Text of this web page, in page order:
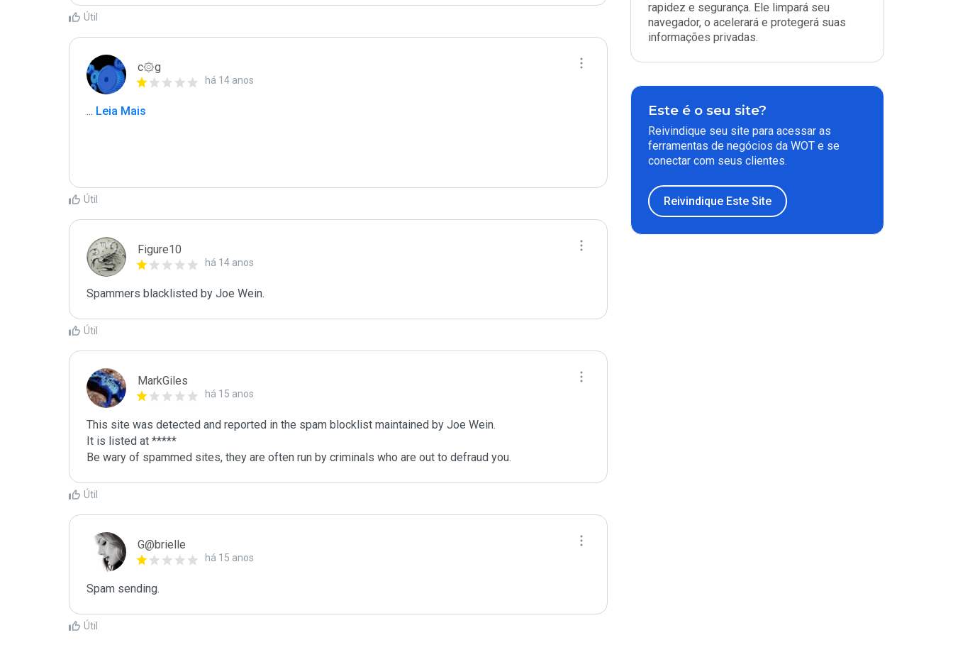
Útil
c۞g
há 14 anos
... Leia Mais
Útil
Figure10
há 14 anos
Spammers blacklisted by Joe Wein.
Útil
MarkGiles
há 15 anos
This site was detected and reported in the spam blocklist maintained by Joe Wein.
It is listed at *****
Be wary of spammed sites, they are often run by criminals who are out to defraud you.
Útil
G@brielle
há 15 anos
Spam sending.
Útil
rapidez e segurança. Ele limpará seu
navegador, o acelerará e protegerá suas
informações privadas.
Este é o seu site?
Reivindique seu site para acessar as
ferramentas de negócios da WOT e se
conectar com seus clientes.
Reivindique Este Site